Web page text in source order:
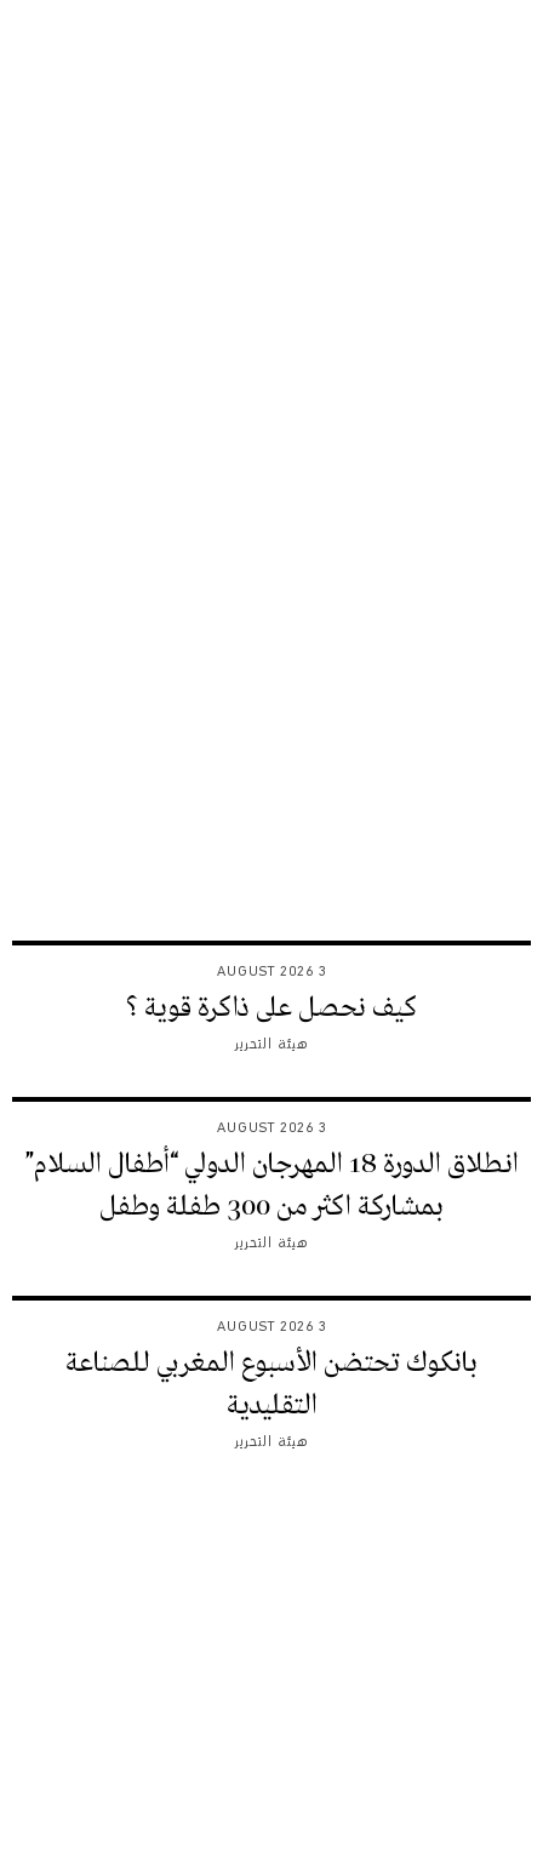
3 AUGUST 2026
كيف نحصل على ذاكرة قوية ؟
هيئة التحرير
3 AUGUST 2026
انطلاق الدورة 18 المهرجان الدولي “أطفال السلام”
بمشاركة اكثر من 300 طفلة وطفل
هيئة التحرير
3 AUGUST 2026
بانكوك تحتضن الأسبوع المغربي للصناعة
التقليدية
هيئة التحرير